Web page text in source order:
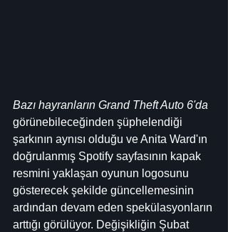
Bazı hayranların Grand Theft Auto 6'da
görünebileceğinden şüphelendiği
şarkının aynısı olduğu ve Anita Ward'ın
doğrulanmış Spotify sayfasının kapak
resmini yaklaşan oyunun logosunu
gösterecek şekilde güncellemesinin
ardından devam eden spekülasyonların
arttığı görülüyor. Değişikliğin Şubat